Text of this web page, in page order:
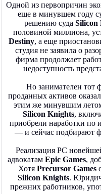
Одной из первопричин
еще в минувшем году
решению суда Silicon
половиной миллиона,
Destiny, а еще
студия не заявила о
фирма продолжает
недоступность
Но занимателен тот
проданных активов
этим же минувшим
Silicon Knights,
приобрели наработки по
— и сейчас подбирают
Реализация PC
адвокатам Epic Games,
Хотя Precursor Games
Silicon Knights.
прежних работников,